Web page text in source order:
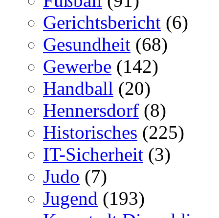
Gerichtsbericht (6)
Gesundheit (68)
Gewerbe (142)
Handball (20)
Hennersdorf (8)
Historisches (225)
IT-Sicherheit (3)
Judo (7)
Jugend (193)